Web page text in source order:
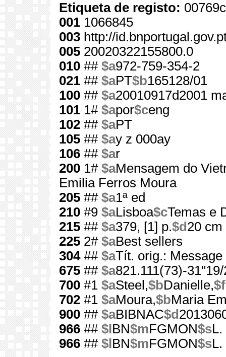
Etiqueta de registo:
001 1066845
003 http://
005 20020322155800.0
010 ## $a972-759-354-2
021 ## $aPT$b165128/01
100 ## $a20010917d2001
101 1# $apor$ceng
102 ## $aPT
105 ## $ay z 000ay
106 ## $ar
200 1# $aMensagem do
Emilia Ferros Moura
205 ## $a1ª ed
210 #9 $aLisboa$cTemas e
215 ## $a379, [1] p.$d 20 cm
225 2# $aBest sellers
304## $aTít. orig.:
675 ## $a821.111(73)-
700 #1 $aSteel,$bDanielle,$f
702 #1 $aMoura,$bMaria
900 ## $aBIBNAC$d
966 ## $l BN$mFGMON$sL.
966 ## $l BN$mFGMON$sL.